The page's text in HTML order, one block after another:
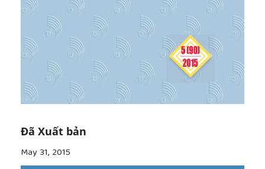
Đã Xuất bản
May 31, 2015